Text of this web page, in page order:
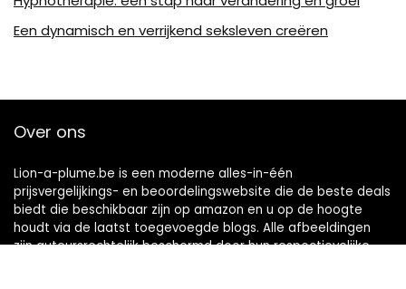
Een dynamisch en verrijkend seksleven creëren
Over ons
Lion-a-plume.be is een moderne alles-in-één
prijsvergelijkings- en beoordelingswebsite die de beste deals
biedt die beschikbaar zijn op amazon en u op de hoogte
houdt via de laatst toegevoegde blogs. Alle afbeeldingen
zijn auteursrechtelijk beschermd door hun respectievelijke